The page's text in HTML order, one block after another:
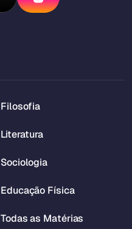
Filosofia
Literatura
Sociologia
Educação Física
Todas as Matérias